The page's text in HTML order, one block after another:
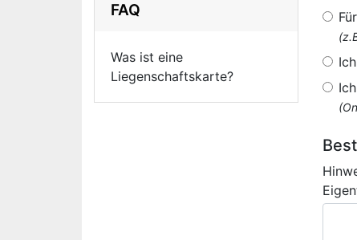
FAQ
Was ist eine
Liegenschaftskarte?